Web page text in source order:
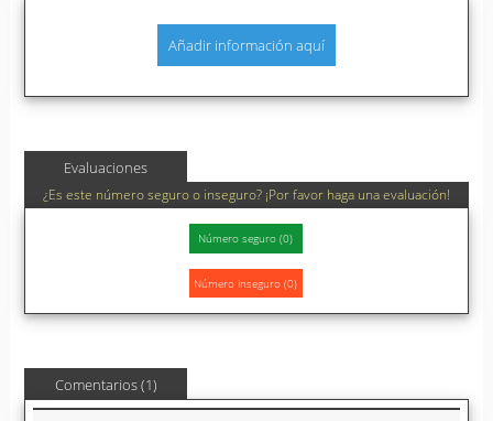
Añadir información aquí
Evaluaciones
¿Es este número seguro o inseguro? ¡Por favor haga una evaluación!
Comentarios (1)